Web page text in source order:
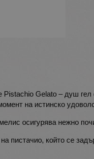
Pistachio Gelato – душ
на истинско
осигурява нежно
пистачио, който се